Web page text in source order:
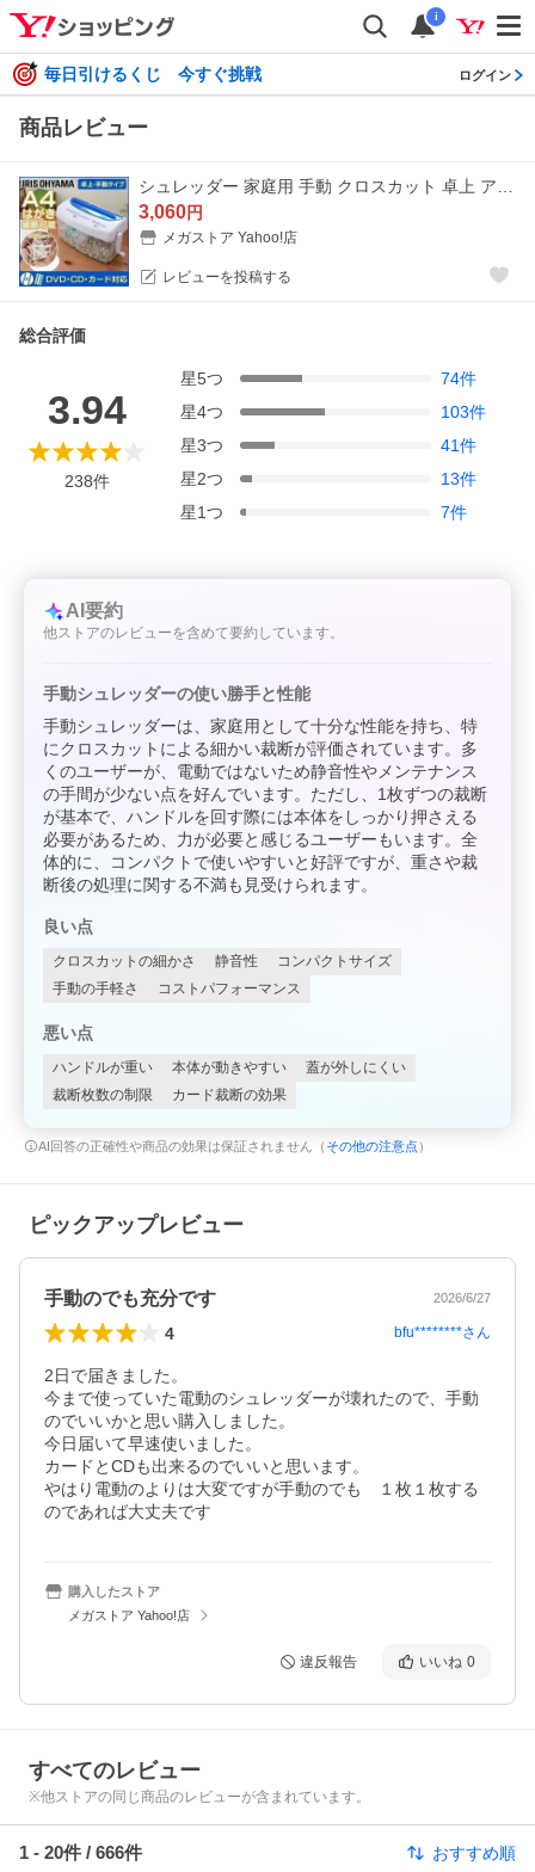
i
毎日引けるくじ 今すぐ挑戦 ログイン
商品レビュー
3,060円
メガストア Yahoo!店
レビューを投稿する
総合評価
3.94
238件
星5つ 74件
星4つ 103件
星3つ 41件
星2つ 13件
星1つ 7件
AI要約
他ストアのレビューを含めて要約しています。
手動シュレッダーの使い勝手と性能
手動シュレッダーは、家庭用として十分な性能を持ち、特
にクロスカットによる細かい裁断が評価されています。多
くのユーザーが、電動ではないため静音性やメンテナンス
の手間が少ない点を好んでいます。ただし、1枚ずつの裁断
が基本で、ハンドルを回す際には本体をしっかり押さえる
必要があるため、力が必要と感じるユーザーもいます。全
体的に、コンパクトで使いやすいと好評ですが、重さや裁
断後の処理に関する不満も見受けられます。
良い点
クロスカットの細かさ 静音性
コンパクトサイズ
手動の手軽さ
コストパフォーマンス
悪い点
ハンドルが重い 本体が動きやすい
蓋が外しにくい
裁断枚数の制限
カード裁断の効果
AI回答の正確性や商品の効果は保証されません（ その他の注意点 ）
ピックアップレビュー
手動のでも充分です 2026/6/27
4 bfu********さん
2日で届きました。
今まで使っていた電動のシュレッダーが壊れたので、手動
のでいいかと思い購入しました。
今日届いて早速使いました。
カードとCDも出来るのでいいと思います。
やはり電動のよりは大変ですが手動のでも　１枚１枚する
のであれば大丈夫です
購入したストア
メガストア Yahoo!店
違反報告 いいね 0
すべてのレビュー
※他ストアの同じ商品のレビューが含まれています。
1 - 20件 / 666件 おすすめ順